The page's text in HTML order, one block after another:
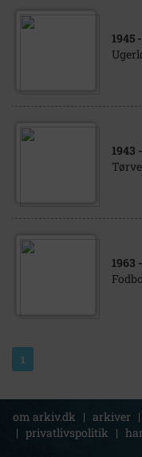
1945
1943
1963
1
om arkiv.dk | arkiver |
| privatlivspolitik |